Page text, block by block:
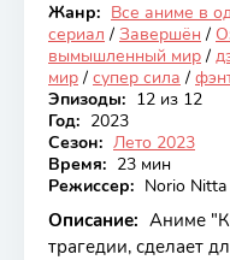
Закончен
Жанр: Все аниме в
сериал / Завершён /
вымышленный мир /
мир / супер сила /
Эпизоды: 12 из 12
Год: 2023
Сезон: Лето 2023
Время: 23 мин
Режиссер: Norio Nitta
Описание: Аниме
трагедии, сделает